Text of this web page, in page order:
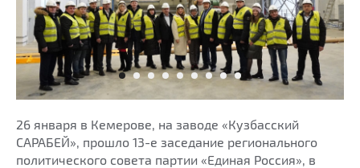
26 января в Кемерове, на заводе «Кузбасский
САРАБЕЙ», прошло 13-е заседание регионального
политического совета партии «Единая Россия», в